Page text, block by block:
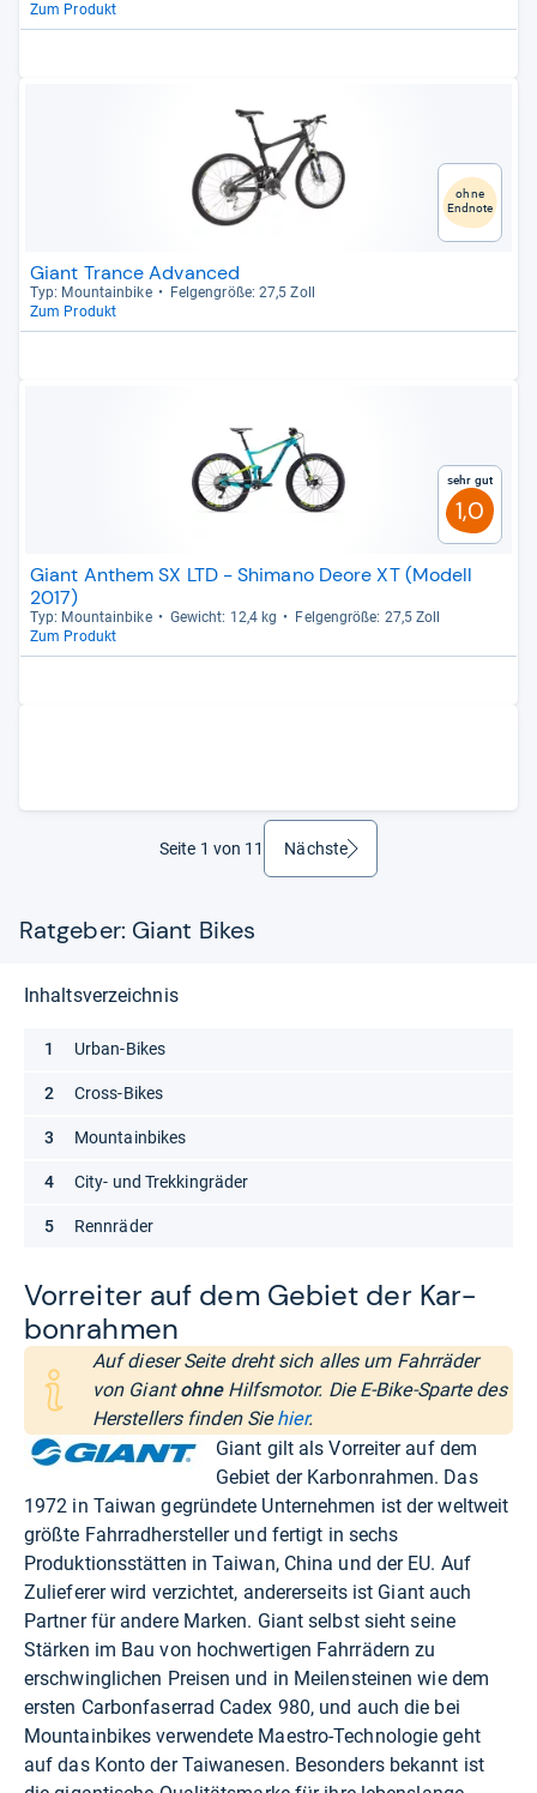
Zum Produkt
ohne
Endnote
Giant Trance Advanced
Typ: Moun­tain­bike
Fel­gen­größe: 27,5 Zoll
Zum Produkt
Sehr gut
1,0
Giant Anthem SX LTD - Shimano Deore XT (Modell
2017)
Typ: Moun­tain­bike Gewicht: 12,4 kg
Fel­gen­größe: 27,5 Zoll
Zum Produkt
Seite 1 von 11 Nächsteweiter
Ratgeber: Giant Bikes
Vor­rei­ter auf dem Gebiet der Kar­
bon­rah­men
Auf dieser Seite dreht sich alles um Fahrräder
von GiantohneHilfsmotor. Die E-Bike-Sparte des
Herstellers finden Siehier.
Giant gilt als Vorreiter auf dem
Gebiet der Karbonrahmen. Das
1972 in Taiwan gegründete Unternehmen ist der weltweit
größte Fahrradhersteller und fertigt in sechs
Produktionsstätten in Taiwan, China und der EU. Auf
Zulieferer wird verzichtet, andererseits ist Giant auch
Partner für andere Marken. Giant selbst sieht seine
Stärken im Bau von hochwertigen Fahrrädern zu
erschwinglichen Preisen und in Meilensteinen wie dem
ersten Carbonfaserrad Cadex 980, und auch die bei
Mountainbikes verwendete Maestro-Technologie geht
auf das Konto der Taiwanesen. Besonders bekannt ist
Inhaltsverzeichnis
Urban-Bikes
Cross-Bikes
Mountainbikes
City- und Trekkingräder
Rennräder